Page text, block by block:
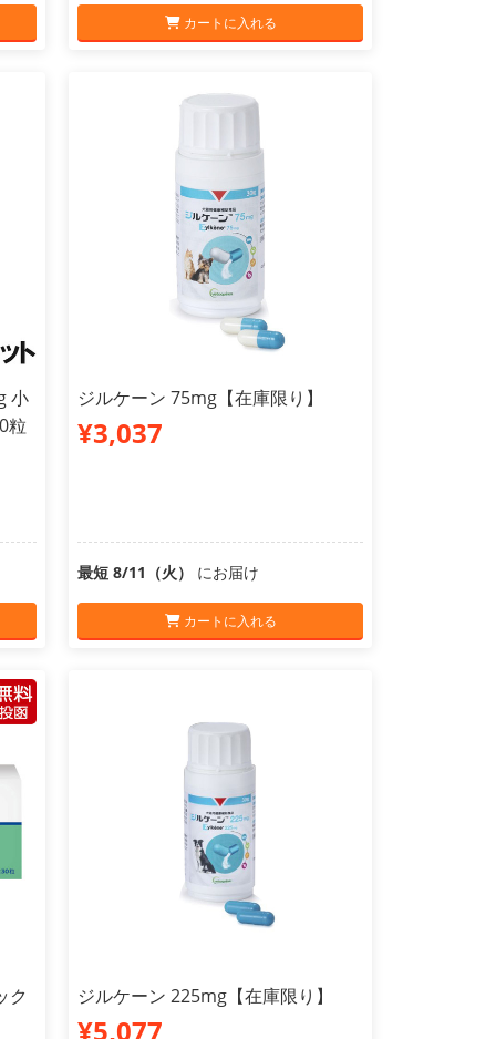
カートに入れる
小
粒
ジルケーン 75mg【在庫限り】
¥3,037
最短 8/11（火） にお届け
カートに入れる
ク ジルケーン 225mg【在庫限り】
¥5,077